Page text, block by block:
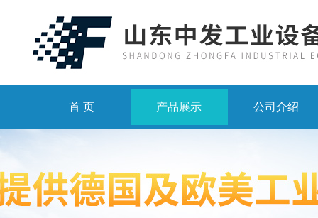
首 页 产品展示 公司介绍